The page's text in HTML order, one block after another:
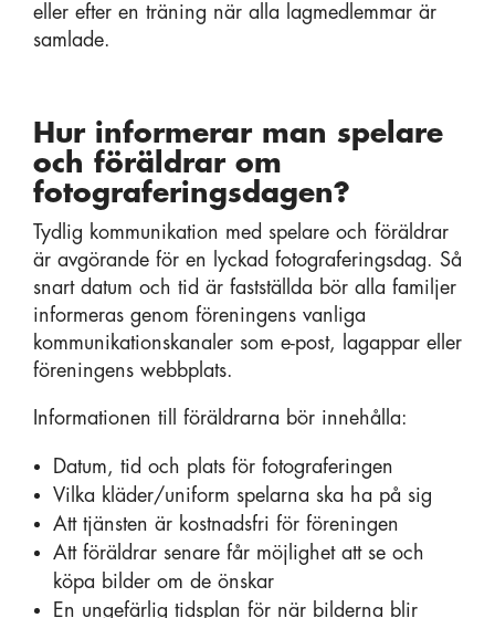
eller efter en träning när alla lagmedlemmar är
samlade.
Hur informerar man spelare
och föräldrar om
fotograferingsdagen?
Tydlig kommunikation med spelare och föräldrar
är avgörande för en lyckad fotograferingsdag. Så
snart datum och tid är fastställda bör alla familjer
informeras genom föreningens vanliga
kommunikationskanaler som e-post, lagappar eller
föreningens webbplats.
Informationen till föräldrarna bör innehålla:
Datum, tid och plats för fotograferingen
Vilka kläder/uniform spelarna ska ha på sig
Att tjänsten är kostnadsfri för föreningen
Att föräldrar senare får möjlighet att se och
köpa bilder om de önskar
En ungefärlig tidsplan för när bilderna blir